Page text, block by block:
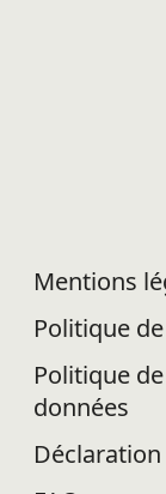
Mentions
Politique
Politique
données
Déclaration